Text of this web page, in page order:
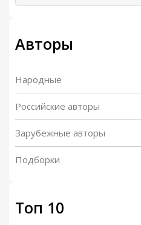
Авторы
Народные
Российские авторы
Зарубежные авторы
Подборки
Топ 10